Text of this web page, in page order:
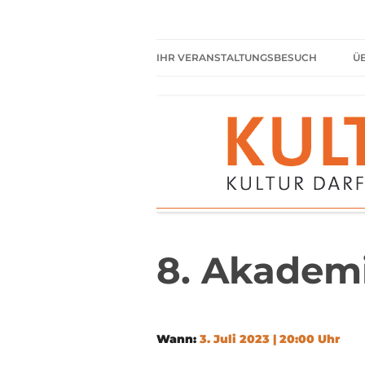
IHR VERANSTALTUNGSBESUCH
HIER HABEN SIE IMMER
FREIEN EINTRITT
SHARED READING
REGELN FÜR KULTURPARKETT
8.
Wann: 3. Juli 2023 | 20:00 Uhr